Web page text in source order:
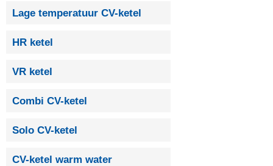
Lage temperatuur CV-ketel
HR ketel
VR ketel
Combi CV-ketel
Solo CV-ketel
CV-ketel warm water